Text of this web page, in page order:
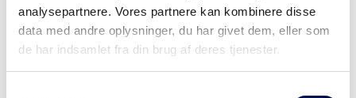
analysepartnere. Vores partnere kan kombinere disse
data med andre oplysninger, du har givet dem, eller som
de har indsamlet fra din brug af deres tjenester.
MERE
MODULSTØRRELSER